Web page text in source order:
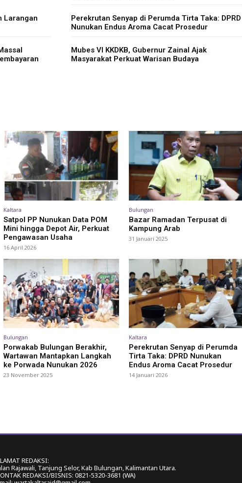
Larangan
Perekrutan Senyap di Perumda Tirta Taka: DPRD
Nunukan Endus Aroma Cacat Prosedur
Mubes VI KKDKB, Gubernur Zainal Ajak
Masyarakat Perkuat Warisan Budaya
Kaltara
Satpol PP Nunukan Data POM
Mini hingga Depot Air, Perkuat
Pengawasan Usaha
16 April 2026
Bulungan
Bazar Ramadan Terpusat di
Kampung Arab
31 Januari 2025
Bulungan
Porwakab Bulungan Berakhir,
Wartawan Mantapkan Langkah
ke Porwada Nunukan 2026
23 November 2025
Kaltara
Perekrutan Senyap di Perumda
Tirta Taka: DPRD Nunukan
Endus Aroma Cacat Prosedur
14 Januari 2026
REDAKSI:
Rajawali, Tanjung Selor, Kab Bulungan, Kalimantan Utara.
REDAKSI/BISNIS: 0821-5320-3681 (WA)